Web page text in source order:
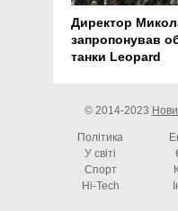
Директор
запропонував
танки Leopard
© 2014-2023
Політика
У світі
Спорт
Hi-Tech